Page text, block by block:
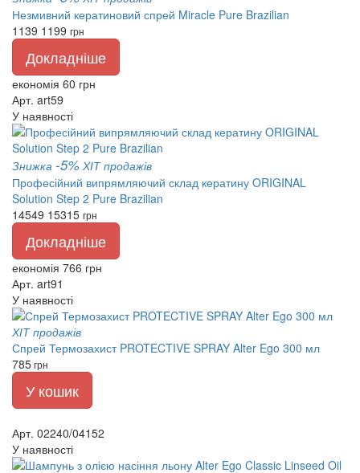
Незмивний кератиновий спрей Miracle Pure Brazilian
1139 1199 грн
Докладніше
економія 60 грн
Арт. art59
У наявності
Знижка -5% ХІТ продажів
Професійний випрямляючий склад кератину ORIGINAL
Solution Step 2 Pure Brazilian
14549 15315 грн
Докладніше
економія 766 грн
Арт. art91
У наявності
ХІТ продажів
Спрей Термозахист PROTECTIVE SPRAY Alter Ego 300 мл
785грн
У кошик
Арт. 02240/04152
У наявності